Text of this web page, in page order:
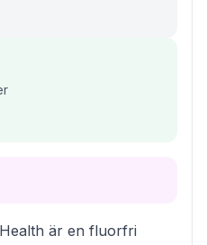
är en fluorfri